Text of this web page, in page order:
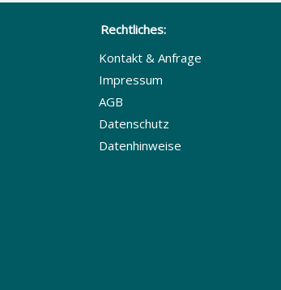
Rechtliches:
Kontakt & Anfrage
Impressum
AGB
Datenschutz
Datenhinweise